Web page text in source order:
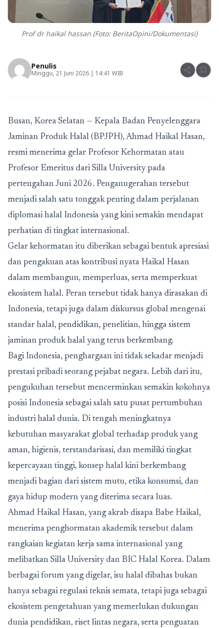
Prof dr haikal hassan (Foto: BeritaOpini/Dokumentasi)
Penulis
Minggu, 21 Juni 2026 | 14:41 WIB share bookmark
Busan, Korea Selatan — Kepala Badan Penyelenggara
Jaminan Produk Halal (BPJPH), Ahmad Haikal Hasan,
resmi menerima gelar Profesor Kehormatan atau
Profesor Emeritus dari Silla University pada
pertengahan Juni 2026. Penganugerahan tersebut
menjadi salah satu tonggak penting dalam perjalanan
diplomasi halal Indonesia yang kini semakin mendapat
perhatian di tingkat internasional.
Gelar kehormatan itu diberikan sebagai bentuk apresiasi
dan pengakuan atas kontribusi nyata Haikal Hasan
dalam membangun, memperluas, serta memperkuat
ekosistem halal. Peran tersebut tidak hanya dirasakan di
Indonesia, tetapi juga dalam diskursus global mengenai
standar halal, pendidikan, penelitian, hingga sistem
jaminan produk halal yang terus berkembang.
Bagi Indonesia, penghargaan ini tidak sekadar menjadi
prestasi pribadi seorang pejabat negara. Lebih dari itu,
pengukuhan tersebut mencerminkan semakin kokohnya
posisi Indonesia sebagai salah satu pusat pertumbuhan
industri halal dunia. Di tengah meningkatnya
kebutuhan masyarakat global terhadap produk yang
aman, higienis, terstandarisasi, dan memiliki tingkat
kepercayaan tinggi, konsep halal kini berkembang
menjadi bagian dari sistem mutu, etika konsumsi, dan
gaya hidup modern yang diterima secara luas.
Ahmad Haikal Hasan, yang akrab disapa Babe Haikal,
menerima penghormatan akademik tersebut dalam
rangkaian kegiatan kerja sama internasional yang
melibatkan Silla University dan BIC Halal Korea. Dalam
berbagai forum yang digelar, isu halal dibahas bukan
hanya sebagai regulasi teknis semata, tetapi juga sebagai
ekosistem pengetahuan yang memerlukan dukungan
dunia pendidikan, riset lintas negara, serta penguatan